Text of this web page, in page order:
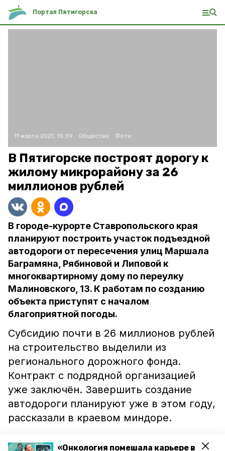
«Онкология помешала карьере в
Портал Пятигорска
11 марта 2021, 15:39 Общество Фото:
В Пятигорске построят дорогу к
жилому микрорайону за 26
миллионов рублей
В городе-курорте Ставропольского края
планируют построить участок подъездной
автодороги от пересечения улиц Маршала
Баграмяна, Рябиновой и Липовой к
многоквартирному дому по переулку
Малиновского, 13. К работам по созданию
объекта приступят с началом
благоприятной погоды.
Субсидию почти в 26 миллионов рублей
на строительство выделили из
регионального дорожного фонда.
Контракт с подрядной организацией
уже заключён. Завершить создание
автодороги планируют уже в этом году,
рассказали в краевом миндоре.
Отметим, что также в 2021-м будет